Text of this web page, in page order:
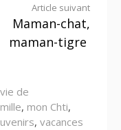
Article suivant
Maman-chat,
maman-tigre
de
, mon Chti,
, vacances